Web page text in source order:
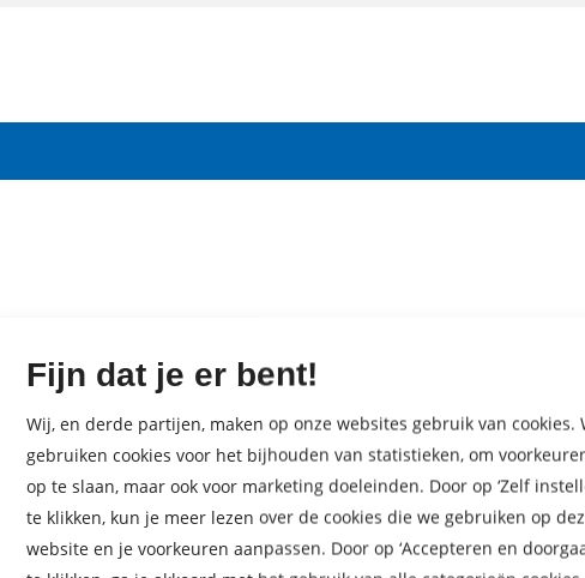
Fijn dat je er bent!
Wij, en derde partijen, maken op onze websites gebruik van cookies.
gebruiken cookies voor het bijhouden van statistieken, om
op te slaan, maar ook voor marketing doeleinden. Door op ‘Zelf
te klikken, kun je meer lezen over de cookies die we gebruiken op
website en je voorkeuren aanpassen. Door op ‘Accepteren en